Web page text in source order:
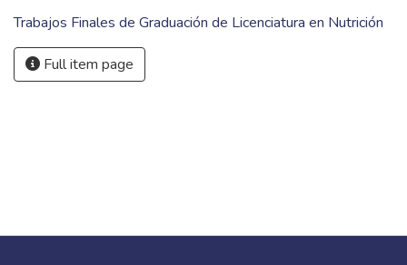
Trabajos Finales de Graduación de Licenciatura en Nutrición
Full item page